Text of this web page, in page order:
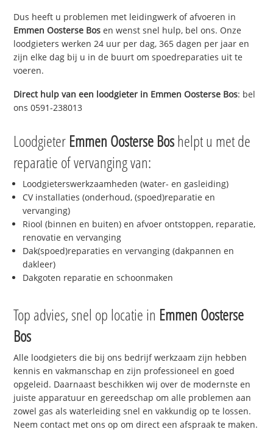
Dus heeft u problemen met leidingwerk of afvoeren in
Emmen Oosterse Bos en wenst snel hulp, bel ons. Onze
loodgieters werken 24 uur per dag, 365 dagen per jaar en
zijn elke dag bij u in de buurt om spoedreparaties uit te
voeren.
Direct hulp van een loodgieter in Emmen Oosterse Bos: bel
ons 0591-238013
Loodgieter Emmen Oosterse Boshelpt u met de
reparatie of vervanging van:
Loodgieterswerkzaamheden (water- en gasleiding)
CV installaties (onderhoud, (spoed)reparatie en
vervanging)
Riool (binnen en buiten) en afvoer ontstoppen, reparatie,
renovatie en vervanging
Dak(spoed)reparaties en vervanging (dakpannen en
dakleer)
Dakgoten reparatie en schoonmaken
Top advies, snel op locatie in Emmen Oosterse
Bos
Alle loodgieters die bij ons bedrijf werkzaam zijn hebben
kennis en vakmanschap en zijn professioneel en goed
opgeleid. Daarnaast beschikken wij over de modernste en
juiste apparatuur en gereedschap om alle problemen aan
zowel gas als waterleiding snel en vakkundig op te lossen.
Neem contact met ons op om direct een afspraak te maken.